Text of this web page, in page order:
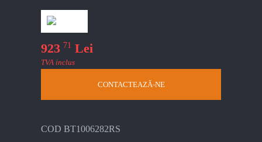
923 71 Lei
TVA inclus
CONTACTEAZĂ-NE
COD BT1006282RS